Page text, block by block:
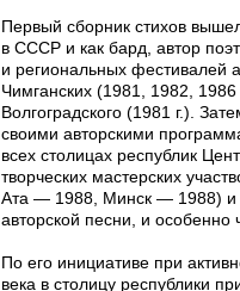
Первый сборник стихов
в СССР и как бард, автор
и региональных фестивалей
Чимганских (1981, 1982, 1986 гг.), XXV юбилейного Московского слёта (1981 г.), Харьковского (1981 г.),
Волгоградского (1981 г.).
своими авторскими
всех столицах республик
творческих мастерских
Ата — 1988, Минск — 1988) и
авторской песни, и особенно
По его инициативе при
века в столицу республики